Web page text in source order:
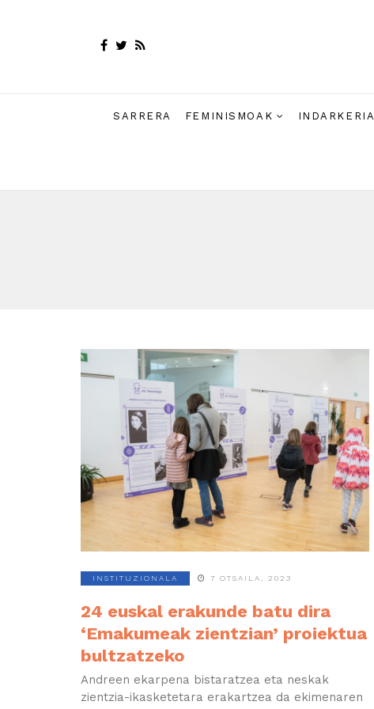
SARRERA FEMINISMOAK INDARKERIA
INSTITUZIONALA 7 OTSAILA, 2023
24 euskal erakunde batu dira
‘Emakumeak zientzian’ proiektua
bultzatzeko
Andreen ekarpena bistaratzea eta neskak
zientzia-ikasketetara erakartzea da ekimenaren